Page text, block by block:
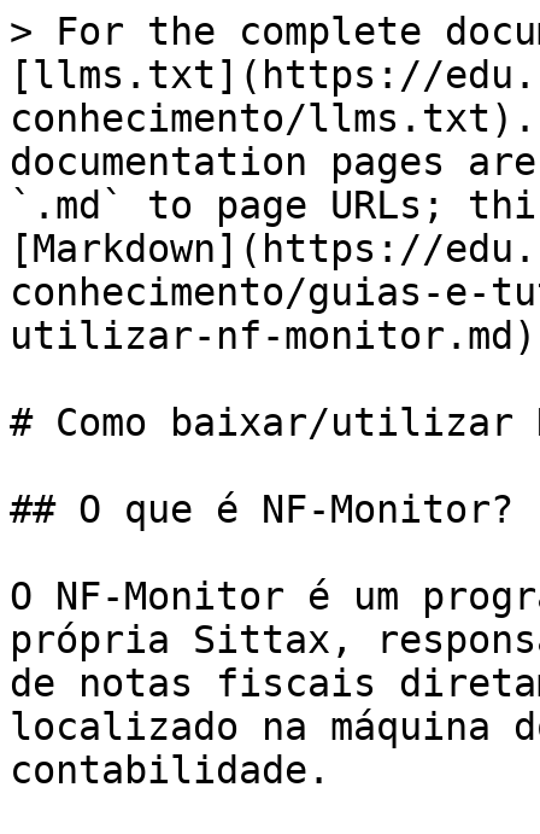
> For the complete
[llms.txt](https://
conhecimento/
documentation pages
`.md` to page URLs;
[Markdown](https://
conhecimento/guias-e-
utilizar-nf-
# Como baixar/utilizar
## O que é NF-Monitor?
O NF-Monitor é um
própria Sittax,
de notas fiscais
localizado na máquina
contabilidade.